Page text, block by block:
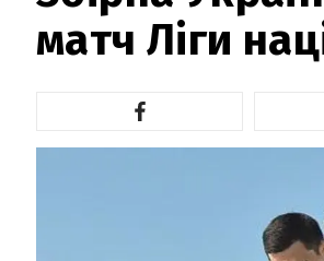
матч Ліги